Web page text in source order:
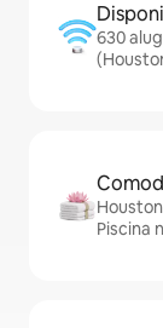
630
Piscina